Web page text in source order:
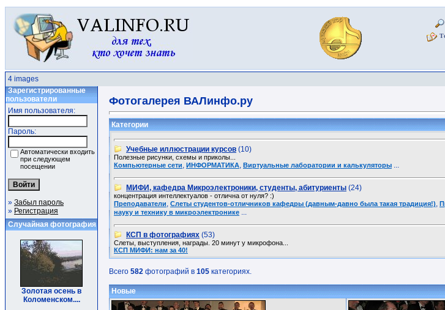
4 images
Зарегистрированные
пользователи
Имя пользователя:
Пароль:
Автоматически входить
при следующем
посещении
» Забыл пароль
» Регистрация
Случайная фотография
Золотая осень в
Коломенском....
Фотогалерея ВАЛинфо.ру
Категории
Учебные иллюстрации курсов (10)
Полезные рисунки, схемы и приколы...
Компьютерные сети, ИНФОРМАТИКА, Виртуальные лаборатории и калькуляторы ...
МИФИ, кафедра Микроэлектроники, студенты, абитуриенты (24)
концентрация интеллектуалов - отлична от нуля? :)
Преподаватели, Слеты студентов-отличников кафедры (давным-давно была такая традиция!),
науку и технику в микроэлектронике ...
КСП в фотографиях (53)
Слеты, выступления, награды. 20 минут у микрофона...
КСП МИФИ: нам за 40!
Всего 582 фотографий в 105 категориях.
Новые